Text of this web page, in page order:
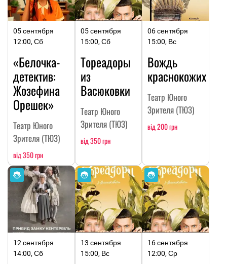
05 сентября
12:00, Сб
«Белочка-
детектив:
Жозефина
Орешек»
Театр Юного
Зрителя (ТЮЗ)
від 350 грн
05 сентября
15:00, Сб
Тореадоры
из
Васюковки
Театр Юного
Зрителя (ТЮЗ)
від 350 грн
06 сентября
15:00, Вс
Вождь
краснокожих
Театр Юного
Зрителя (ТЮЗ)
від 200 грн
12 сентября
14:00, Сб
13 сентября
15:00, Вс
16 сентября
12:00, Ср